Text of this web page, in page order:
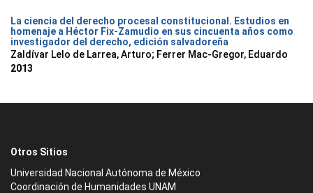
La ciencia del derecho procesal constitucional. Estudios en
homenaje a Héctor Fix-Zamudio en sus cincuenta años como
investigador del derecho, edición salvadoreña
Zaldívar Lelo de Larrea, Arturo; Ferrer Mac-Gregor, Eduardo
2013
Otros Sitios
Universidad Nacional Autónoma de México
Coordinación de Humanidades UNAM